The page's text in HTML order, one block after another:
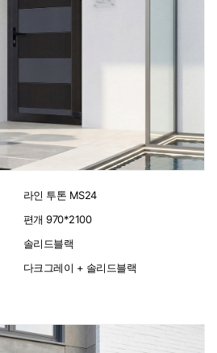
라인 투톤 MS24
편개 970*2100
솔리드블랙
다크그레이 + 솔리드블랙